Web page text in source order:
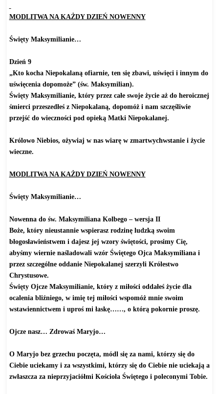
MODLITWA NA KAŻDY DZIEŃ NOWENNY
Święty Maksymilianie…
Dzień 9
„Kto kocha Niepokalaną ofiarnie, ten się zbawi, uświęci i innym do
uświęcenia dopomoże” (św. Maksymilian).
Święty Maksymilianie, który przez całe swoje życie aż do heroicznej
śmierci przeszedłeś z Niepokalaną, dopomóż i nam szczęśliwie
przejść do wieczności pod opieką Matki Niepokalanej.
Królowo Niebios, ożywiaj w nas wiarę w zmartwychwstanie i życie
wieczne.
MODLITWA NA KAŻDY DZIEŃ NOWENNY
Święty Maksymilianie…
Nowenna do św. Maksymiliana Kolbego – wersja II
Boże, który nieustannie wspierasz rodzinę ludzką swoim
błogosławieństwem i dajesz jej wzory świętości, prosimy Cię,
abyśmy wiernie naśladowali wzór Świętego Ojca Maksymiliana i
przez szczególne oddanie Niepokalanej szerzyli Królestwo
Chrystusowe.
Święty Ojcze Maksymilianie, który z miłości oddałeś życie dla
ocalenia bliźniego, w imię tej miłości wspomóż mnie swoim
wstawiennictwem i uproś mi łaskę……, o którą pokornie proszę.
Ojcze nasz… Zdrowaś Maryjo…
O Maryjo bez grzechu poczęta, módl się za nami, którzy się do
Ciebie uciekamy i za wszystkimi, którzy się do Ciebie nie uciekają a
zwłaszcza za nieprzyjaciółmi Kościoła Świętego i poleconymi Tobie.